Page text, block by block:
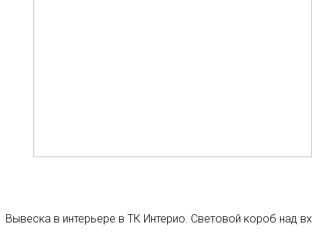
Вывеска в интерьере в ТК Интерио. Световой короб над